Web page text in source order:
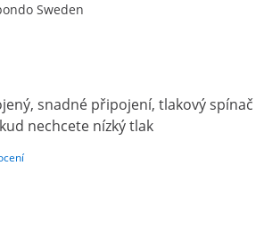
Sweden
snadné připojení, tlakový spínač
nechcete nízký tlak